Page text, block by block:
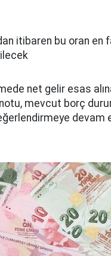
itibaren bu oran en
net gelir esas
mevcut borç
devam